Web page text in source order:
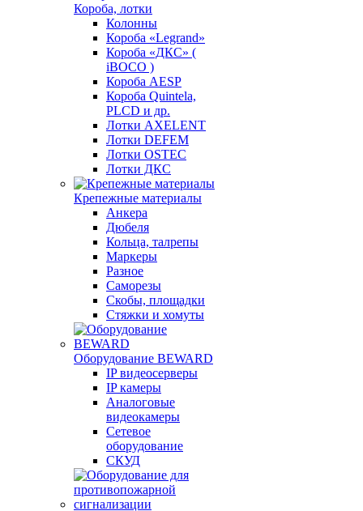
Короба, лотки
Колонны
Короба «Legrand»
Короба «ДКС» (
iBOCO )
Короба AESP
Короба Quintela,
PLCD и др.
Лотки AXELENT
Лотки DEFEM
Лотки OSTEC
Лотки ДКС
Крепежные материалы
Анкера
Дюбеля
Кольца, талрепы
Маркеры
Разное
Саморезы
Скобы, площадки
Стяжки и хомуты
Оборудование BEWARD
IP видеосерверы
IP камеры
Аналоговые
видеокамеры
Сетевое
оборудование
СКУД